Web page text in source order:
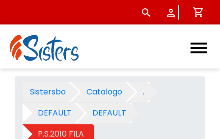
P.S.2010 FILA - Categoria -
Sistersbo Catalogo
.
DEFAULT
DEFAULT
P.S.2010 FILA